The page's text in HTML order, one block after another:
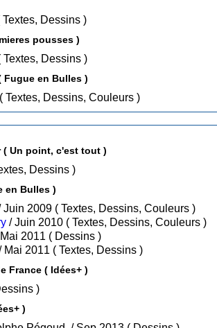
• OneShot / Juil 2017 ( Textes, Dessins )
domino ( Premieres pousses )
• OneShot / Jan 2006 ( Textes, Dessins )
Vibration du Monde ( Fugue en Bulles )
• OneShot / Aou 2008 ( Textes, Dessins, Couleurs )
Les Bikers ont du coeur ( Un point, c'est tout )
2021 ( Textes, Dessins )
en Bulles )
/ Juin 2009 ( Textes, Dessins, Couleurs )
/ Juin 2010 ( Textes, Dessins, Couleurs )
/ Mai 2011 ( Dessins )
/ Mai 2011 ( Textes, Dessins )
France ( Idées+ )
2015 ( Dessins )
)